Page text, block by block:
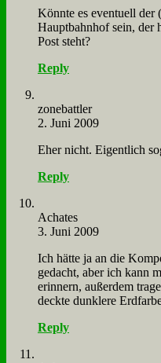
Könn­te es even­tu­ell der
Haupt­bahn­hof sein, der
Post steht?
Reply
zone­batt­ler
2. Juni 2009
Eher nicht. Ei­gent­lich
Reply
Acha­tes
3. Juni 2009
Ich hät­te ja an die
ge­dacht, aber ich kann
er­in­nern, au­ßer­dem
deck­te dunk­le­re
Reply